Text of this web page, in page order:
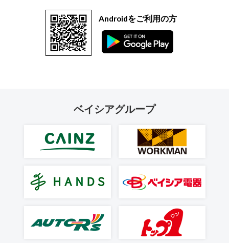
Androidをご利用の方
ベイシアグループ